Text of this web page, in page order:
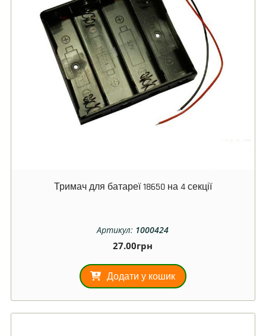
Тримач для батареї 18650 на 4 секції
Артикул: 1000424
27.00грн
Додати у кошик